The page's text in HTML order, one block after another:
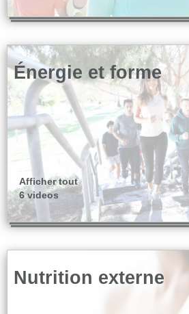
Énergie et forme
Afficher tout
6 videos
Nutrition externe